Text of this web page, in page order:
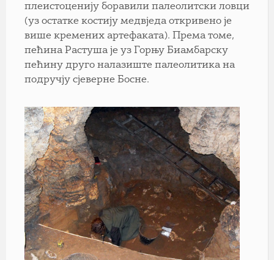
плеистоценију боравили палеолитски ловци
(уз остатке костију медвједа откривено је
више кремених артефаката). Према томе,
пећина Растуша је уз Горњу Биамбарску
пећину друго налазиште палеолитика на
подручју сјеверне Босне.